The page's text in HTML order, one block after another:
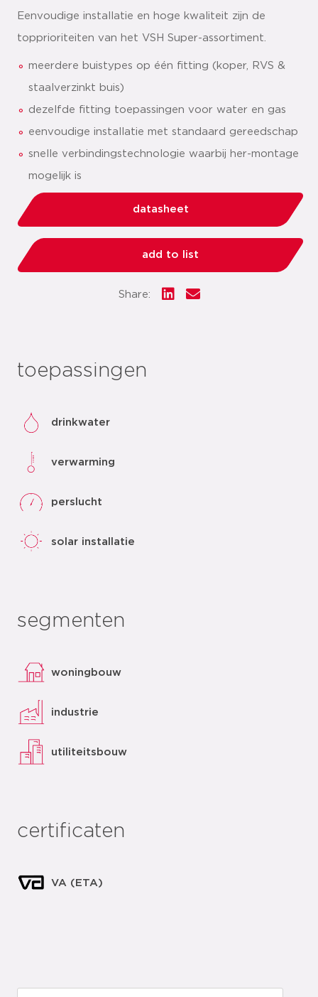
Eenvoudige installatie en hoge kwaliteit zijn de
topprioriteiten van het VSH Super-assortiment.
meerdere buistypes op één fitting (koper, RVS &
staalverzinkt buis)
dezelfde fitting toepassingen voor water en gas
eenvoudige installatie met standaard gereedschap
snelle verbindingstechnologie waarbij her-montage
mogelijk is
datasheet
add to list
Share:
toepassingen
drinkwater
verwarming
perslucht
solar installatie
segmenten
woningbouw
industrie
utiliteitsbouw
certificaten
VA (ETA)